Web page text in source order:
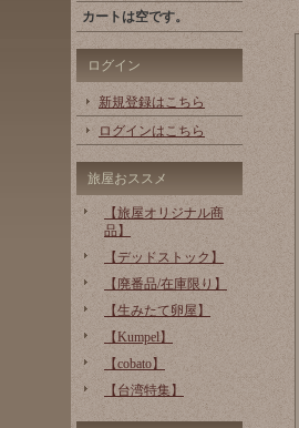
カートは空です。
ログイン
新規登録はこちら
ログインはこちら
旅屋おススメ
【旅屋オリジナル商
品】
【デッドストック】
【廃番品/在庫限り】
【生みたて卵屋】
【Kumpel】
【cobato】
【台湾特集】